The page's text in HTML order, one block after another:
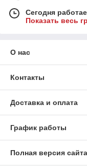
Сегодня
Показать весь
О нас
Контакты
Доставка и оплата
График работы
Полная версия сайта